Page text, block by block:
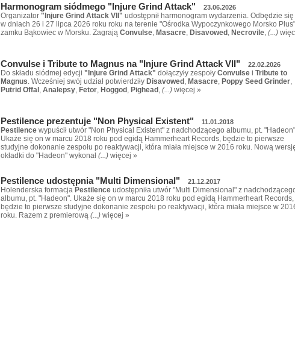
Harmonogram siódmego "Injure Grind Attack" 23.06.2026
Organizator "Injure Grind Attack VII" udostępnił harmonogram wydarzenia. Odbędzie się
w dniach 26 i 27 lipca 2026 roku roku na terenie "Ośrodka Wypoczynkowego Morsko
zamku Bąkowiec w Morsku. Zagrają Convulse, Masacre, Disavowed , Necrovile, (...)
Convulse i Tribute to Magnus na "Injure Grind Attack VII" 22.02.2026
Do składu siódmej edycji "Injure Grind Attack" dołączyły zespoły Convulse i Tribute to
Magnus. Wcześniej swój udział potwierdziły Disavowed , Masacre, Poppy Seed Grinder,
Putrid Offal , Analepsy, Fetor, Hoggod , Pighead , (...) więcej »
Pestilence prezentuje "Non Physical Existent" 11.01.2018
Pestilence wypuścił utwór "Non Physical Existent" z nadchodzącego albumu, pt.
Ukaże się on w marcu 2018 roku pod egidą Hammerheart Records, będzie to pierwsze
studyjne dokonanie zespołu po reaktywacji, która miała miejsce w 2016 roku. Nową
okładki do "Hadeon" wykonał (...) więcej »
Pestilence udostępnia "Multi Dimensional" 21.12.2017
Holenderska formacja Pestilence udostępniła utwór "Multi Dimensional" z
albumu, pt. "Hadeon". Ukaże się on w marcu 2018 roku pod egidą Hammerheart Records,
będzie to pierwsze studyjne dokonanie zespołu po reaktywacji, która miała miejsce w
roku. Razem z premierową (...) więcej »